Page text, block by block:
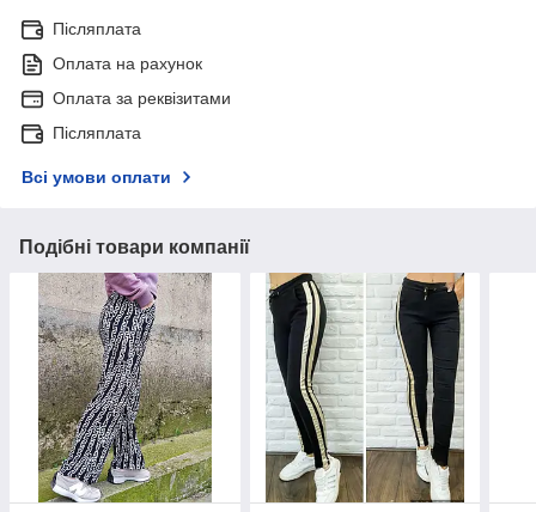
Післяплата
Оплата на рахунок
Оплата за реквізитами
Післяплата
Всі умови оплати
Подібні товари компанії